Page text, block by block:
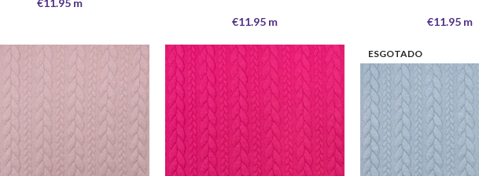
€11.95m
€11.95m €11.95 m
ESGOTADO